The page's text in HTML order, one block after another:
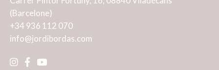
(Barcelone)
+34 936 112 070
info@jordibordas.com